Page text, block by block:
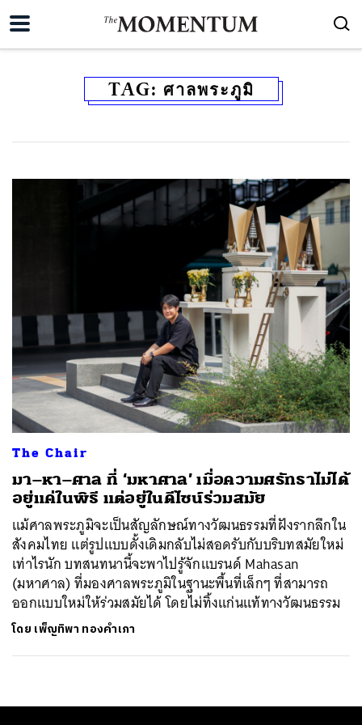
TAG: ศาลพระภูมิ
The Chair
มา–หา–ศาล ที่ ‘มหาศาล’ เมื่อความศรัทธาไม่ได้
อยู่แค่ในพิธี แต่อยู่ในดีไซน์ร่วมสมัย
แม้ศาลพระภูมิจะเป็นสัญลักษณ์ทางวัฒนธรรมที่ฝังรากลึกใน
สังคมไทย แต่รูปแบบดั้งเดิมกลับไม่สอดรับกับบริบทสมัยใหม่
เท่าไรนัก บทสนทนานี้จะพาไปรู้จักแบรนด์ Mahasan
(มหาศาล) ที่มองศาลพระภูมิในฐานะพื้นที่เล็กๆ ที่สามารถ
ออกแบบใหม่ให้ร่วมสมัยได้ โดยไม่ทิ้งแก่นแท้ทางวัฒนธรรม
โดย เพ็ญทิพา ทองคำเภา
SHARE TWEET LINE EMAIL